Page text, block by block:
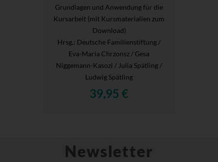
Grundlagen und Anwendung für die
Kursarbeit (mit Kursmaterialien zum
Download)
Hrsg.: Deutsche Familienstiftung /
Eva-Maria Chrzonsz / Gesa
Niggemann-Kasozi / Julia Spätling /
Ludwig Spätling
39,95 €
Newsletter